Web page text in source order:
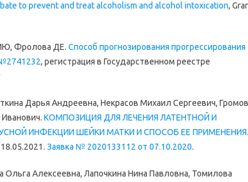
to prevent and treat alcoholism and alcohol intoxication,
Фролова ДЕ. Способ прогнозирования прогрессирования
, регистрация в Государственном реестре
Дарья Андреевна, Некрасов Михаил Сергеевич,
КОМПОЗИЦИЯ ДЛЯ ЛЕЧЕНИЯ ЛАТЕНТНОЙ И
ИНФЕКЦИИ ШЕЙКИ МАТКИ И СПОСОБ ЕЕ ПРИМЕНЕНИЯ.
Заявка № 2020133112 от 07.10.2020.
Алексеевна, Лапочкина Нина Павловна, Томилова